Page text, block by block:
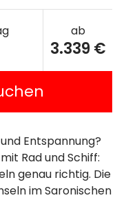
ab
3.339 €
Entspannung?
Rad und Schiff:
genau richtig. Die
im Saronischen